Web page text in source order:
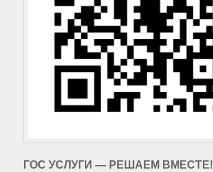
ГОС УСЛУГИ — РЕШАЕМ ВМЕСТЕ!